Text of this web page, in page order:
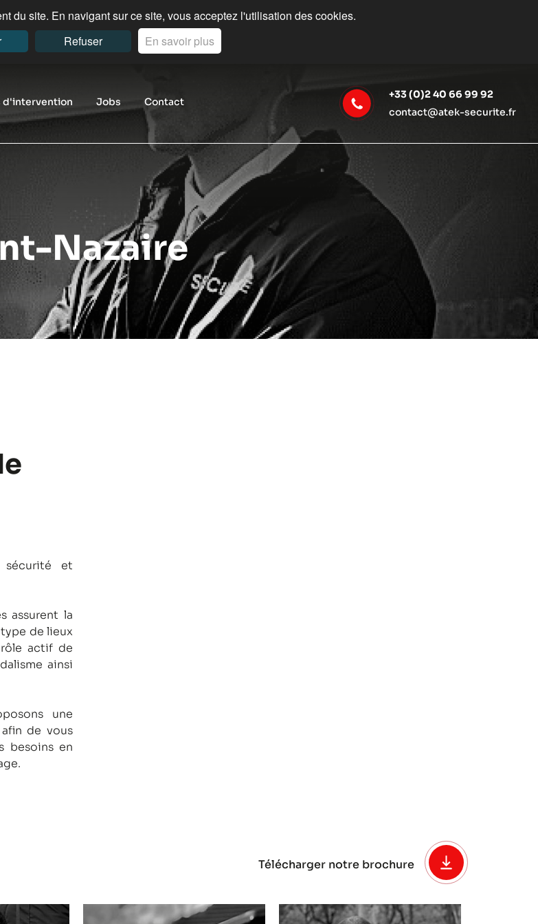
du site. En navigant sur ce site, vous acceptez l'utilisation des cookies.
Refuser En savoir plus
d'intervention Jobs Contact
+33 (0)2 40 66 99 92
contact@atek-securite.fr
Nazaire
et
assurent la
de lieux
actif de
ainsi
une
de vous
besoins en
Télécharger notre brochure